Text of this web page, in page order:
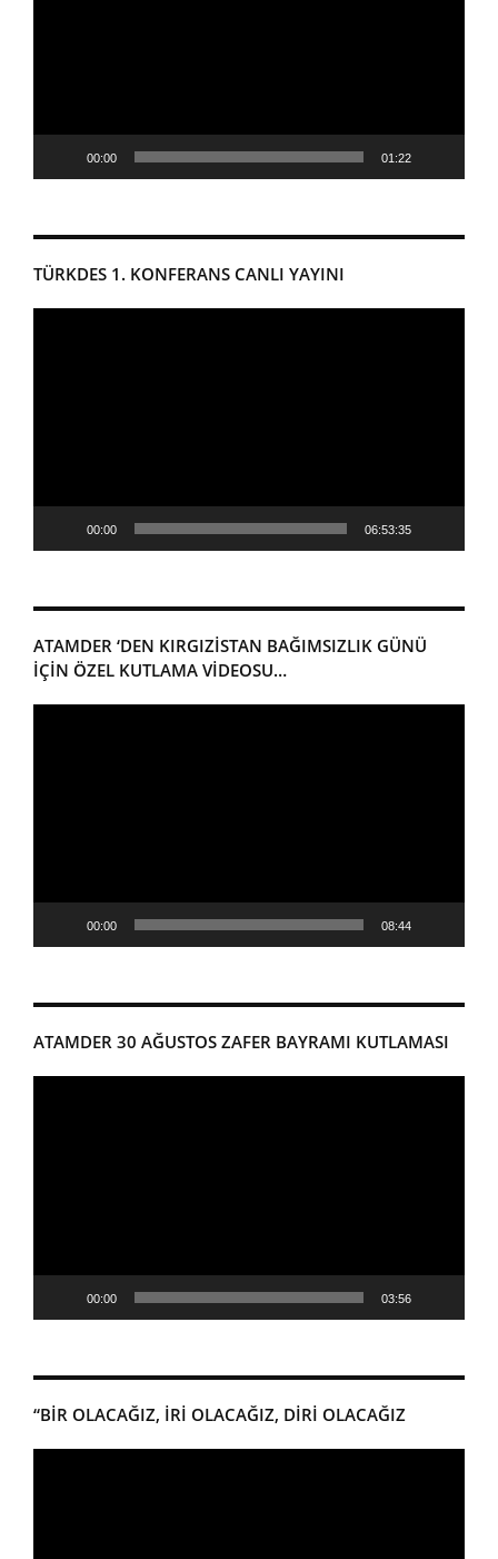
00:00 01:22
TÜRKDES 1. KONFERANS CANLI YAYINI
00:00 06:53:35
ATAMDER ‘DEN KIRGIZISTAN BAĞIMSIZLIK GÜNÜ
IÇIN ÖZEL KUTLAMA VIDEOSU…
00:00 08:44
ATAMDER 30 AĞUSTOS ZAFER BAYRAMI KUTLAMASI
00:00 03:56
“BİR OLACAĞIZ, İRİ OLACAĞIZ, DİRİ OLACAĞIZ